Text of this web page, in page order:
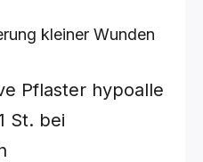
kleiner Wunden
Pflaster hypoalle
St. bei